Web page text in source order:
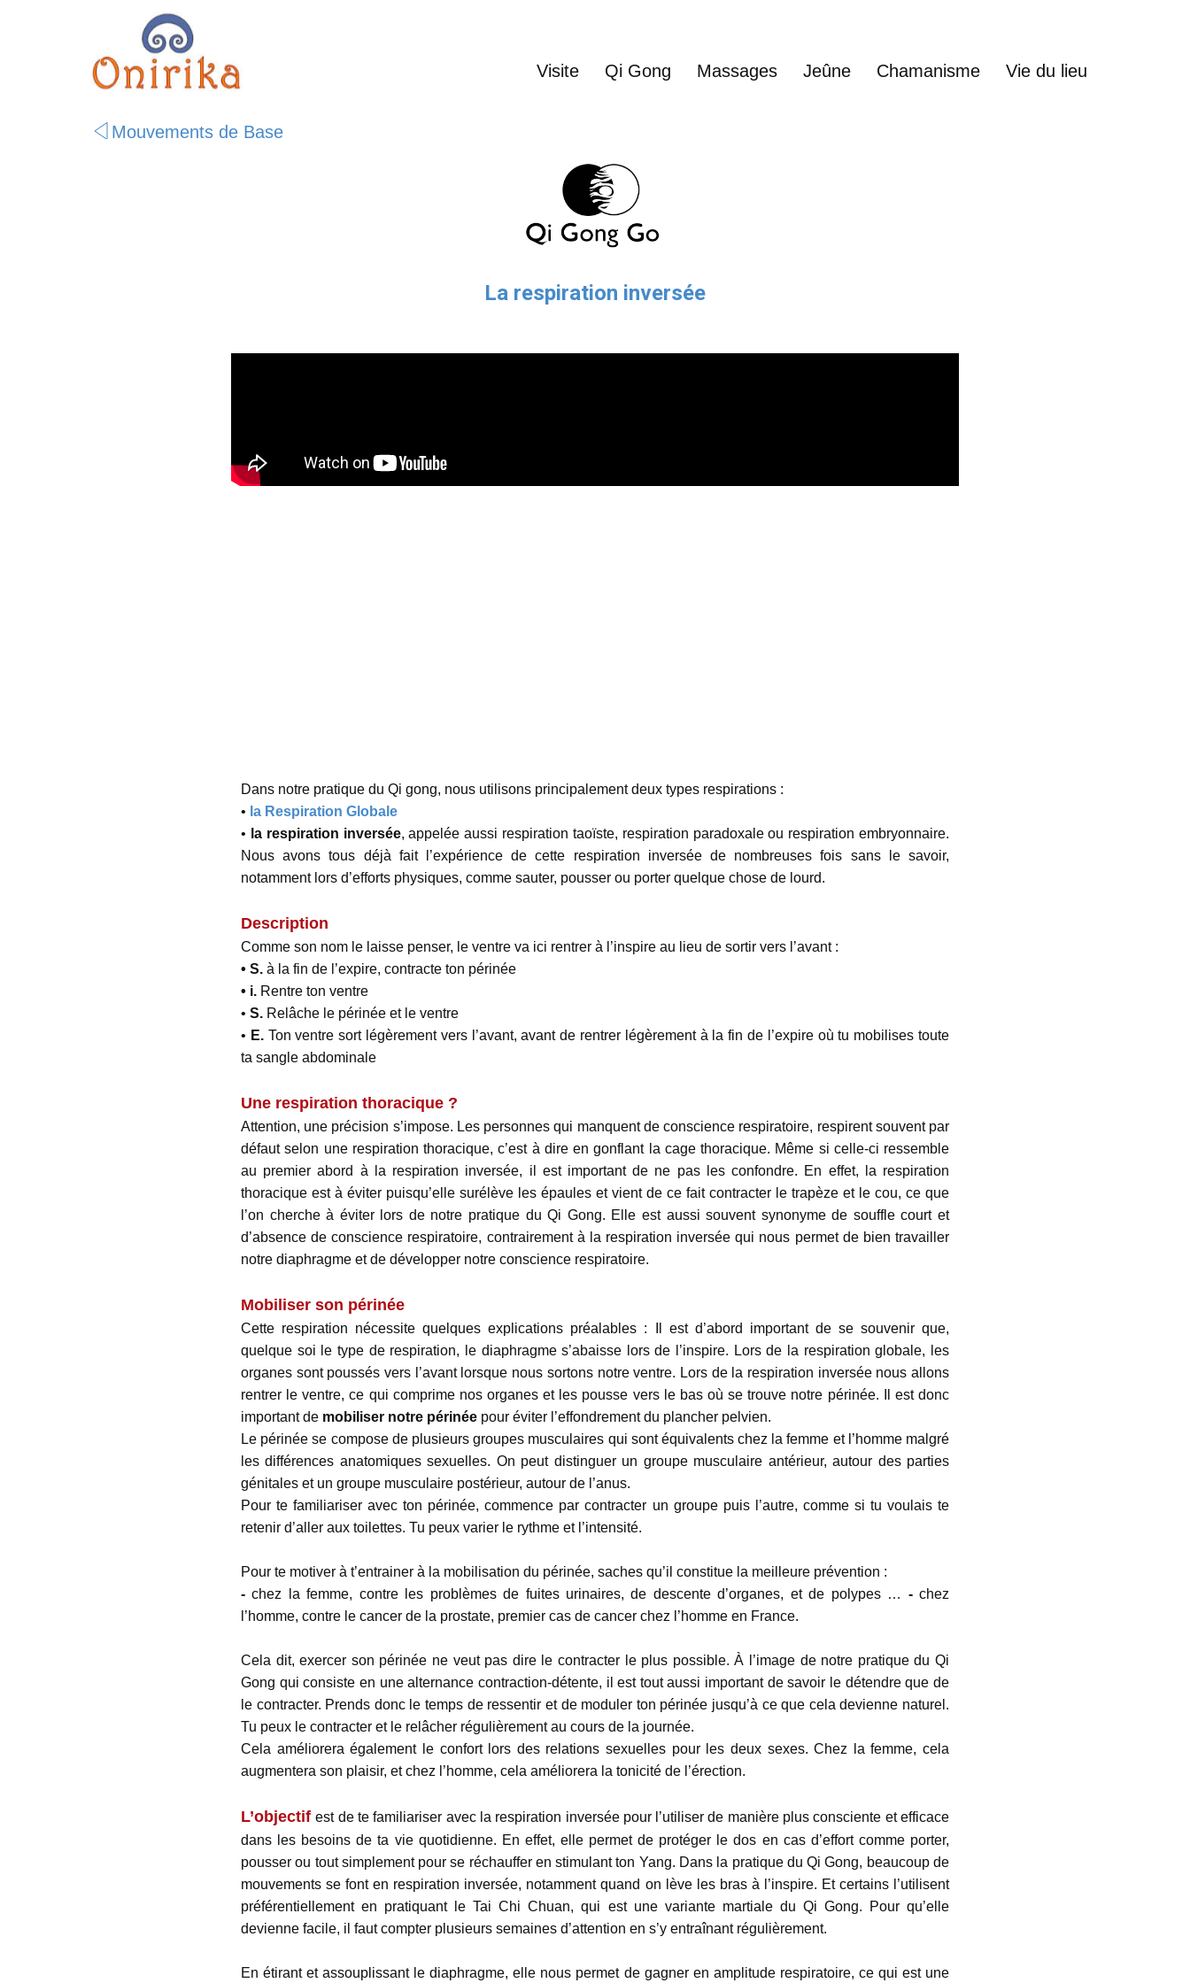
Visite Qi Gong Massages Jeûne Chamanisme Vie du lieu
Mouvements de Base
La respiration inversée
Dans notre pratique du Qi gong, nous utilisons principalement deux types respirations :
• la Respiration Globale
• la respiration inversée, appelée aussi respiration taoïste, respiration paradoxale ou respiration embryonnaire.
Nous avons tous déjà fait l’expérience de cette respiration inversée de nombreuses fois sans le savoir,
notamment lors d’efforts physiques, comme sauter, pousser ou porter quelque chose de lourd.
Description
Comme son nom le laisse penser, le ventre va ici rentrer à l’inspire au lieu de sortir vers l’avant :
• S. à la fin de l’expire, contracte ton périnée
• i. Rentre ton ventre
• S. Relâche le périnée et le ventre
• E.Ton ventre sort légèrement vers l’avant, avant de rentrer légèrement à la fin de l’expire où tu mobilises toute
ta sangle abdominale
Une respiration thoracique ?
Attention, une précision s’impose. Les personnes qui manquent de conscience respiratoire, respirent souvent par
défaut selon une respiration thoracique, c’est à dire en gonflant la cage thoracique. Même si celle-ci ressemble
au premier abord à la respiration inversée, il est important de ne pas les confondre. En effet, la respiration
thoracique est à éviter puisqu’elle surélève les épaules et vient de ce fait contracter le trapèze et le cou, ce que
l’on cherche à éviter lors de notre pratique du Qi Gong. Elle est aussi souvent synonyme de souffle court et
d’absence de conscience respiratoire, contrairement à la respiration inversée qui nous permet de bien travailler
notre diaphragme et de développer notre conscience respiratoire.
Mobiliser son périnée
Cette respiration nécessite quelques explications préalables : Il est d’abord important de se souvenir que,
quelque soi le type de respiration, le diaphragme s’abaisse lors de l’inspire. Lors de la respiration globale, les
organes sont poussés vers l’avant lorsque nous sortons notre ventre. Lors de la respiration inversée nous allons
rentrer le ventre, ce qui comprime nos organes et les pousse vers le bas où se trouve notre périnée. Il est donc
important de mobiliser notre périnée pour éviter l’effondrement du plancher pelvien.
Le périnée se compose de plusieurs groupes musculaires qui sont équivalents chez la femme et l’homme malgré
les différences anatomiques sexuelles. On peut distinguer un groupe musculaire antérieur, autour des parties
génitales et un groupe musculaire postérieur, autour de l’anus.
Pour te familiariser avec ton périnée, commence par contracter un groupe puis l’autre, comme si tu voulais te
retenir d’aller aux toilettes. Tu peux varier le rythme et l’intensité.
Pour te motiver à t’entrainer à la mobilisation du périnée, saches qu’il constitue la meilleure prévention :
- chez la femme, contre les problèmes de fuites urinaires, de descente d’organes, et de polypes … -chez
l’homme, contre le cancer de la prostate, premier cas de cancer chez l’homme en France.
Cela dit, exercer son périnée ne veut pas dire le contracter le plus possible. À l’image de notre pratique du Qi
Gong qui consiste en une alternance contraction-détente, il est tout aussi important de savoir le détendre que de
le contracter. Prends donc le temps de ressentir et de moduler ton périnée jusqu’à ce que cela devienne naturel.
Tu peux le contracter et le relâcher régulièrement au cours de la journée.
Cela améliorera également le confort lors des relations sexuelles pour les deux sexes. Chez la femme, cela
augmentera son plaisir, et chez l’homme, cela améliorera la tonicité de l’érection.
L’objectifest de te familiariser avec la respiration inversée pour l’utiliser de manière plus consciente et efficace
dans les besoins de ta vie quotidienne. En effet, elle permet de protéger le dos en cas d’effort comme porter,
pousser ou tout simplement pour se réchauffer en stimulant ton Yang. Dans la pratique du Qi Gong, beaucoup de
mouvements se font en respiration inversée, notamment quand on lève les bras à l’inspire. Et certains l’utilisent
préférentiellement en pratiquant le Tai Chi Chuan, qui est une variante martiale du Qi Gong. Pour qu’elle
devienne facile, il faut compter plusieurs semaines d’attention en s’y entraînant régulièrement.
En étirant et assouplissant le diaphragme, elle nous permet de gagner en amplitude respiratoire, ce qui est une